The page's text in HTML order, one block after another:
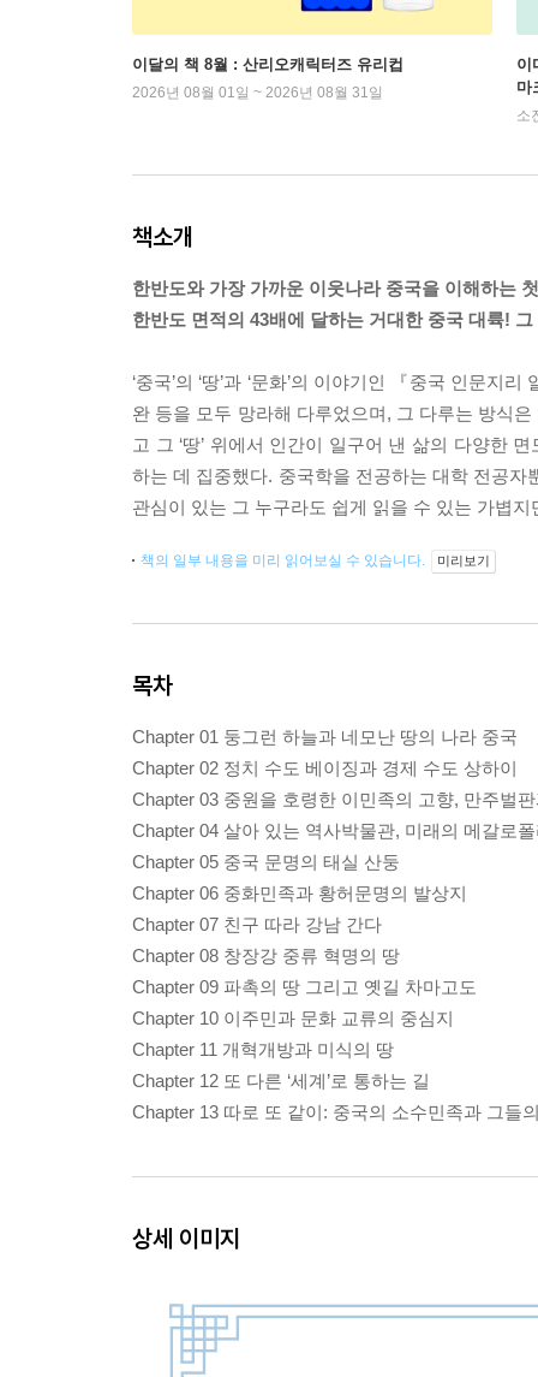
이달의 책 8월 : 산리오캐릭터즈 유리컵
2026년 08월 01일 ~ 2026년 08월 31일
이
마
소
책소개
한반도와 가장 가까운 이웃나라 중국을 이해하는
한반도 면적의 43배에 달하는 거대한 중국 대륙!
‘중국’의 ‘땅’과 ‘문화’의 이야기인 『중국 인문
완 등을 모두 망라해 다루었으며, 그 다루는 방식
고 그 ‘땅’ 위에서 인간이 일구어 낸 삶의 다양한
하는 데 집중했다. 중국학을 전공하는 대학 전공
관심이 있는 그 누구라도 쉽게 읽을 수 있는 가볍
책의 일부 내용을 미리 읽어보실 수 있습니다. 미리보기
목차
Chapter 01 둥그런 하늘과 네모난 땅의 나라 중국
Chapter 02 정치 수도 베이징과 경제 수도 상하이
Chapter 03 중원을 호령한 이민족의 고향, 만주벌
Chapter 04 살아 있는 역사박물관, 미래의 메갈로
Chapter 05 중국 문명의 태실 산둥
Chapter 06 중화민족과 황허문명의 발상지
Chapter 07 친구 따라 강남 간다
Chapter 08 창장강 중류 혁명의 땅
Chapter 09 파촉의 땅 그리고 옛길 차마고도
Chapter 10 이주민과 문화 교류의 중심지
Chapter 11 개혁개방과 미식의 땅
Chapter 12 또 다른 ‘세계’로 통하는 길
Chapter 13 따로 또 같이: 중국의 소수민족과 그들
상세 이미지